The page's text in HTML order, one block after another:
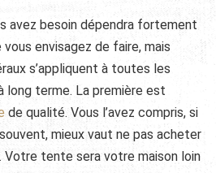
avez besoin dépendra fortement
envisagez de faire, mais
s’appliquent à toutes les
long terme. La première est
de qualité. Vous l’avez compris, si
mieux vaut ne pas acheter
Votre tente sera votre maison loin